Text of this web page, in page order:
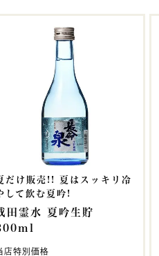
だけ販売!! 夏はスッキリ冷
して飲む夏吟!
田霊水 夏吟生貯
店特別価格